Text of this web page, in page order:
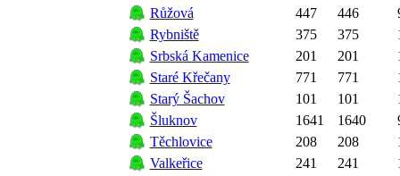
Růžová
447 446
Rybniště
375 375
Srbská Kamenice
201 201
Staré Křečany
771 771
Starý Šachov
101 101
Šluknov
1641 1640
Těchlovice
208 208
Valkeřice
241 241